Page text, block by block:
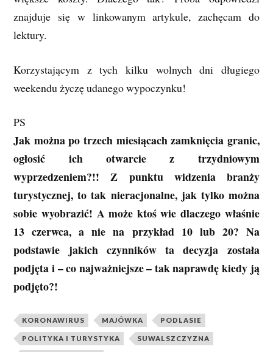
znajduje się w linkowanym artykule, zachęcam do
lektury.
Korzystającym z tych kilku wolnych dni długiego
weekendu życzę udanego wypoczynku!
PS
Jak można po trzech miesiącach zamknięcia granic,
ogłosić ich otwarcie z trzydniowym
wyprzedzeniem?!! Z punktu widzenia branży
turystycznej, to tak nieracjonalne, jak tylko można
sobie wyobrazić! A może ktoś wie dlaczego właśnie
13 czerwca, a nie na przykład 10 lub 20? Na
podstawie jakich czynników ta decyzja została
podjęta i – co najważniejsze – tak naprawdę kiedy ją
podjęto?!
KORONAWIRUS MAJÓWKA PODLASIE
POLITYKA I TURYSTYKA SUWALSZCZYZNA